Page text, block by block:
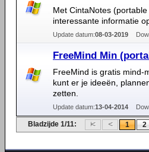
Met CintaNotes
interessante informatie
Update datum:08-03-2019
FreeMind Min
FreeMind is gratis mind-
kunt er je ideeën,
zetten.
Update datum:13-04-2014
Bladzijde 1/11: 1 2